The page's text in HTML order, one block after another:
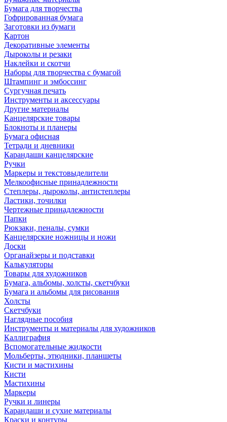
Бумага для творчества
Гофрированная бумага
Заготовки из бумаги
Картон
Декоративные элементы
Дыроколы и резаки
Наклейки и скотчи
Наборы для творчества с бумагой
Штампинг и эмбоссинг
Сургучная печать
Инструменты и аксессуары
Другие материалы
Канцелярские товары
Блокноты и планеры
Бумага офисная
Тетради и дневники
Карандаши канцелярские
Ручки
Маркеры и текстовыделители
Мелкоофисные принадлежности
Степлеры, дыроколы, антистеплеры
Ластики, точилки
Чертежные принадлежности
Папки
Рюкзаки, пеналы, сумки
Канцелярские ножницы и ножи
Доски
Органайзеры и подставки
Калькуляторы
Товары для художников
Бумага, альбомы, холсты, скетчбуки
Бумага и альбомы для рисования
Холсты
Скетчбуки
Наглядные пособия
Инструменты и материалы для художников
Каллиграфия
Вспомогательные жидкости
Мольберты, этюдники, планшеты
Кисти и мастихины
Кисти
Мастихины
Маркеры
Ручки и линеры
Карандаши и сухие материалы
Краски и контуры